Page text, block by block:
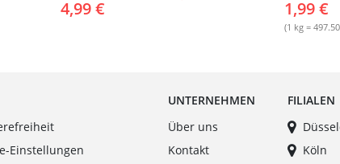
4,99 €
Verschiedene
Farben
1,99 €
(1 kg =
Einstellungen
UNTERNEHMEN
Über uns
Kontakt
FILIALEN
Köln